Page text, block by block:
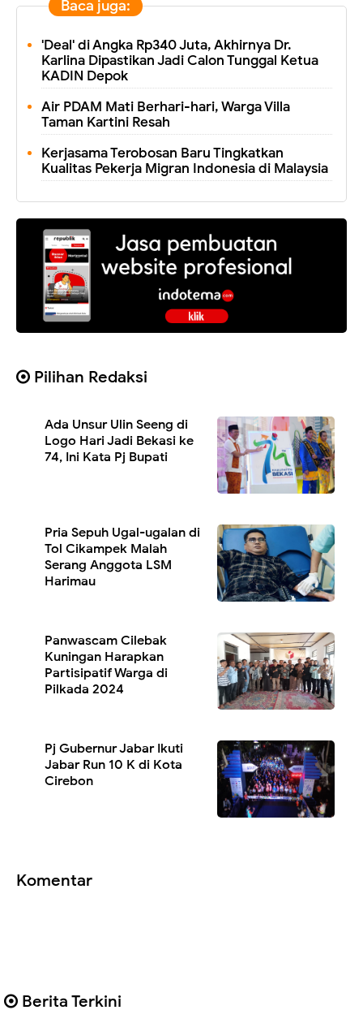
Baca juga:
'Deal' di Angka Rp340 Juta, Akhirnya Dr.
Karlina Dipastikan Jadi Calon Tunggal Ketua
KADIN Depok
Air PDAM Mati Berhari-hari, Warga Villa
Taman Kartini Resah
Kerjasama Terobosan Baru Tingkatkan
Kualitas Pekerja Migran Indonesia di Malaysia
Pilihan Redaksi
Ada Unsur Ulin Seeng di
Logo Hari Jadi Bekasi ke
74, Ini Kata Pj Bupati
Pria Sepuh Ugal-ugalan di
Tol Cikampek Malah
Serang Anggota LSM
Harimau
Panwascam Cilebak
Kuningan Harapkan
Partisipatif Warga di
Pilkada 2024
Pj Gubernur Jabar Ikuti
Jabar Run 10 K di Kota
Cirebon
Komentar
Berita Terkini